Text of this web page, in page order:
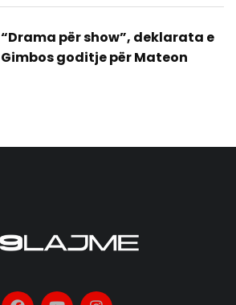
“Drama për show”, deklarata e
Gimbos goditje për Mateon